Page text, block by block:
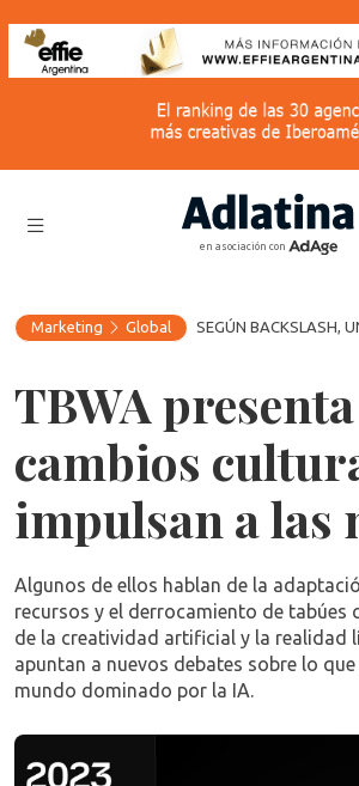
en asociación con
Marketing Global SEGÚN BACKSLASH,
TBWA
cambios
impulsan a las
Algunos de ellos hablan de la
recursos y el derrocamiento de tabúes
de la creatividad artificial y la realidad
apuntan a nuevos debates sobre lo que
mundo dominado por la IA.